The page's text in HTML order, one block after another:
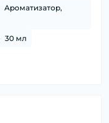
Ароматизатор,
30 мл